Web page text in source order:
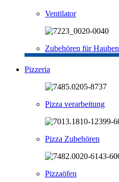
Ventilator
Zubehören für Hauben
Pizzeria
Pizza verarbeitung
Pizza Zubehören
Pizzaöfen